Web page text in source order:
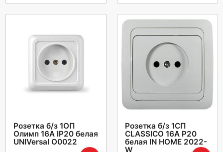
Розетка б/з 1ОП
Олимп 16А IP20 белая
UNIVersal О0022
Розетка б/з 1СП
CLASSICO 16А P20
белая IN HOME 2022-
W